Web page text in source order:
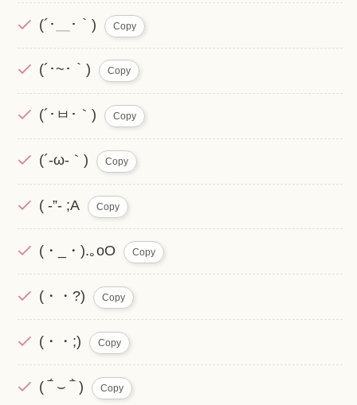
(´･＿･｀) Copy
(´･~･｀) Copy
(´･ㅂ･｀) Copy
(´-ω-｀) Copy
( -”- ;A Copy
(・_・).｡oO Copy
(・・?) Copy
(・・;) Copy
( ‾́ ⌣ ‾̀ ) Copy